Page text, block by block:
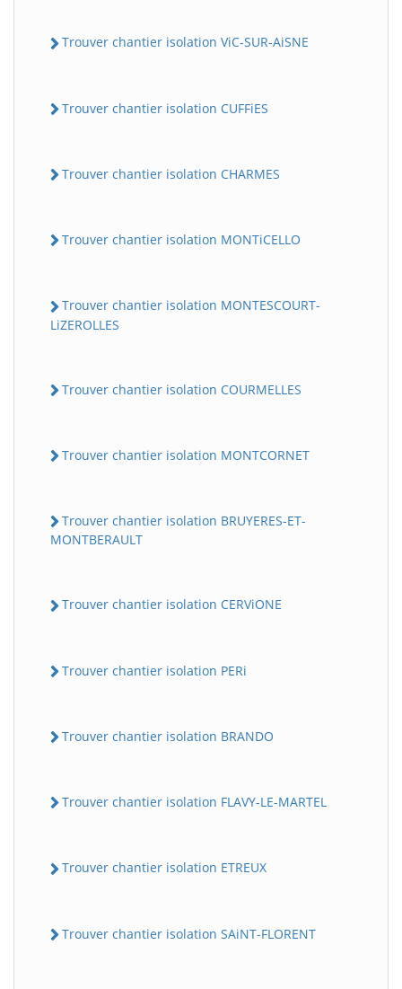
Trouver chantier isolation ViC-SUR-AiSNE
Trouver chantier isolation CUFFiES
Trouver chantier isolation CHARMES
Trouver chantier isolation MONTiCELLO
Trouver chantier isolation MONTESCOURT-
LiZEROLLES
Trouver chantier isolation COURMELLES
Trouver chantier isolation MONTCORNET
Trouver chantier isolation BRUYERES-ET-
MONTBERAULT
Trouver chantier isolation CERViONE
Trouver chantier isolation PERi
Trouver chantier isolation BRANDO
Trouver chantier isolation FLAVY-LE-MARTEL
Trouver chantier isolation ETREUX
Trouver chantier isolation SAiNT-FLORENT